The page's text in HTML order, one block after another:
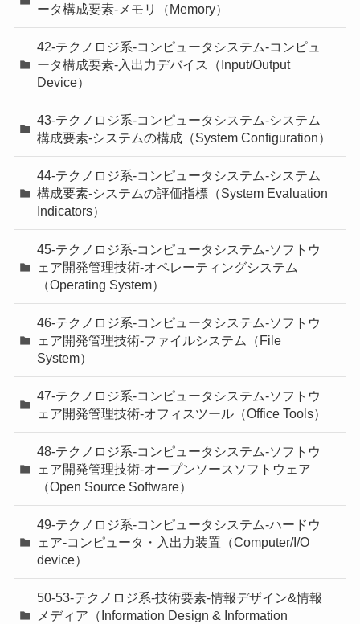
ータ構成要素-メモリ（Memory）
42-テクノロジ系-コンピュータシステム-コンピュ
ータ構成要素-入出力デバイス（Input/Output
Device）
43-テクノロジ系-コンピュータシステム-システム
構成要素-システムの構成（System Configuration）
44-テクノロジ系-コンピュータシステム-システム
構成要素-システムの評価指標（System Evaluation
Indicators）
45-テクノロジ系-コンピュータシステム-ソフトウ
ェア開発管理技術-オペレーティングシステム
（Operating System）
46-テクノロジ系-コンピュータシステム-ソフトウ
ェア開発管理技術-ファイルシステム（File
System）
47-テクノロジ系-コンピュータシステム-ソフトウ
ェア開発管理技術-オフィスツール（Office Tools）
48-テクノロジ系-コンピュータシステム-ソフトウ
ェア開発管理技術-オープンソースソフトウェア
（Open Source Software）
49-テクノロジ系-コンピュータシステム-ハードウ
ェア-コンピュータ・入出力装置（Computer/I/O
device）
50-53-テクノロジ系-技術要素-情報デザイン&情報
メディア（Information Design & Information